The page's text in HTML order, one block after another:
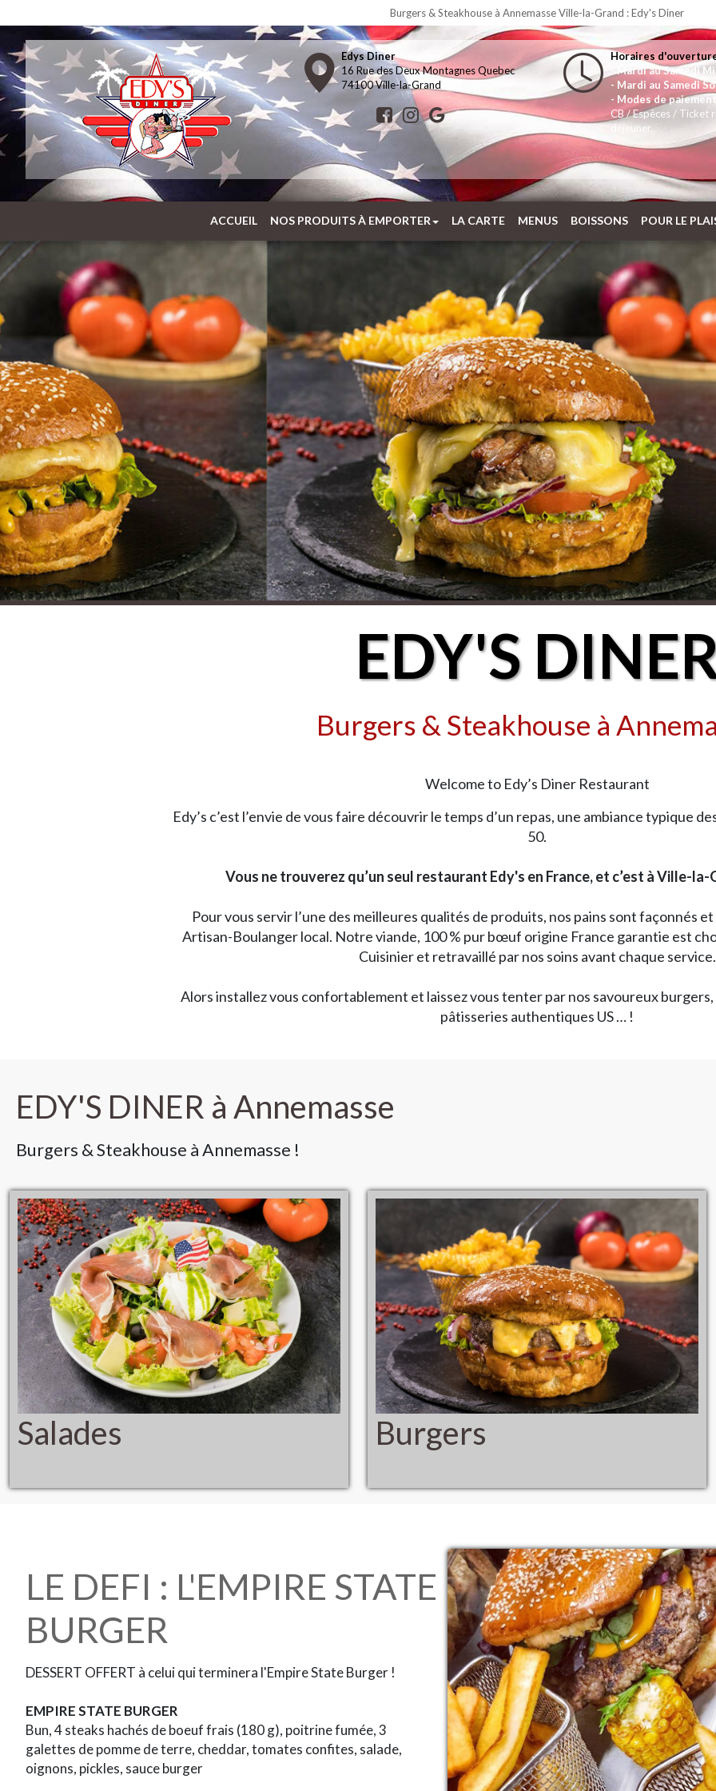
Burgers & Steakhouse à Annemasse Ville-la-Grand : Edy's Diner
Edys Diner
16 Rue des Deux Montagnes Quebec
74100 Ville-la-Grand
Horaires
- Mardi au Samedi
- Mardi au Samedi
- Modes de
CB / Espèces / Ticket
déjeuner.
ACCUEIL NOS PRODUITS À EMPORTER LA CARTE MENUS BOISSONS POUR LE
EDY'S
Burgers & Steakhouse à
Welcome to Edy’s Diner Restaurant
Edy’s c’est l’envie de vous faire découvrir le temps d’un repas, une ambiance typique
50.
Vous ne trouverez qu’un seul restaurant Edy's en France, et c’est à Ville-la-
Pour vous servir l’une des meilleures qualités de produits, nos pains sont façonnés
Artisan-Boulanger local. Notre viande, 100 % pur bœuf origine France garantie est
Cuisinier et retravaillé par nos soins avant chaque service.
Alors installez vous confortablement et laissez vous tenter par nos savoureux burgers,
pâtisseries authentiques US … !
EDY'S DINER à Annemasse
Burgers & Steakhouse à Annemasse !
Salades Burgers
LE DEFI : L'EMPIRE STATE
BURGER
DESSERT OFFERT à celui qui terminera l'Empire State Burger !
EMPIRE STATE BURGER
Bun, 4 steaks hachés de boeuf frais (180 g), poitrine fumée, 3
galettes de pomme de terre, cheddar, tomates confites, salade,
oignons, pickles, sauce burger